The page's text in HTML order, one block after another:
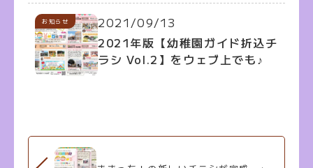
お知らせ
2021/09/13
2021年版【幼稚園ガイド折込チ
ラシ Vol.2】をウェブ上でも♪